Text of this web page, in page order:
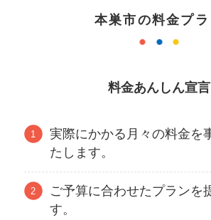
本巣市の料金プラ
料金あんしん宣言
実際にかかる月々の料金を
たします。
ご予算に合わせたプランを
す。